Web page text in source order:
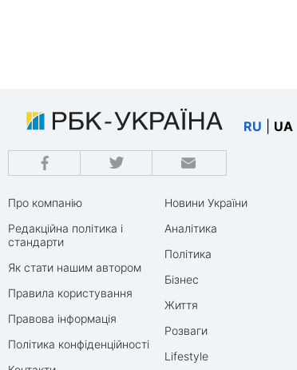
RU UA
Про компанію
Редакційна політика і
стандарти
Як стати нашим автором
Правила користування
Правова інформація
Політика конфіденційності
Новини України
Аналітика
Політика
Бізнес
Життя
Розваги
Lifestyle